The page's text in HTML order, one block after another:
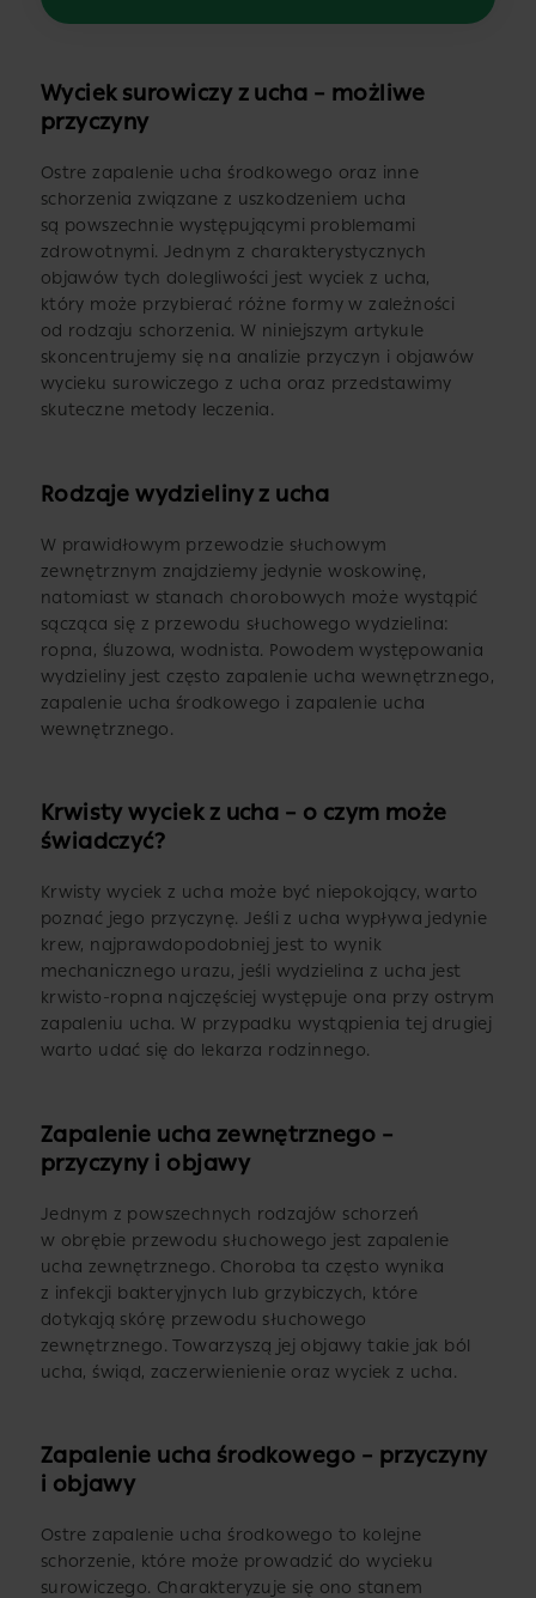
Wyciek surowiczy z ucha – możliwe
przyczyny
Ostre zapalenie ucha środkowego oraz inne
schorzenia związane z uszkodzeniem ucha
są powszechnie występującymi problemami
zdrowotnymi. Jednym z charakterystycznych
objawów tych dolegliwości jest wyciek z ucha,
który może przybierać różne formy w zależności
od rodzaju schorzenia. W niniejszym artykule
skoncentrujemy się na analizie przyczyn i objawów
wycieku surowiczego z ucha oraz przedstawimy
skuteczne metody leczenia.
Rodzaje wydzieliny z ucha
W prawidłowym przewodzie słuchowym
zewnętrznym znajdziemy jedynie woskowinę,
natomiast w stanach chorobowych może wystąpić
sącząca się z przewodu słuchowego wydzielina:
ropna, śluzowa, wodnista. Powodem występowania
wydzieliny jest często zapalenie ucha wewnętrznego,
zapalenie ucha środkowego i zapalenie ucha
wewnętrznego.
Krwisty wyciek z ucha – o czym może
świadczyć?
Krwisty wyciek z ucha może być niepokojący, warto
poznać jego przyczynę. Jeśli z ucha wypływa jedynie
krew, najprawdopodobniej jest to wynik
mechanicznego urazu, jeśli wydzielina z ucha jest
krwisto-ropna najczęściej występuje ona przy ostrym
zapaleniu ucha. W przypadku wystąpienia tej drugiej
warto udać się do lekarza rodzinnego.
Zapalenie ucha zewnętrznego –
przyczyny i objawy
Jednym z powszechnych rodzajów schorzeń
w obrębie przewodu słuchowego jest zapalenie
ucha zewnętrznego. Choroba ta często wynika
z infekcji bakteryjnych lub grzybiczych, które
dotykają skórę przewodu słuchowego
zewnętrznego. Towarzyszą jej objawy takie jak ból
ucha, świąd, zaczerwienienie oraz wyciek z ucha.
Zapalenie ucha środkowego – przyczyny
i objawy
Ostre zapalenie ucha środkowego to kolejne
schorzenie, które może prowadzić do wycieku
surowiczego. Charakteryzuje się ono stanem